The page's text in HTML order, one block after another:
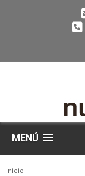
MENÚ
Inicio